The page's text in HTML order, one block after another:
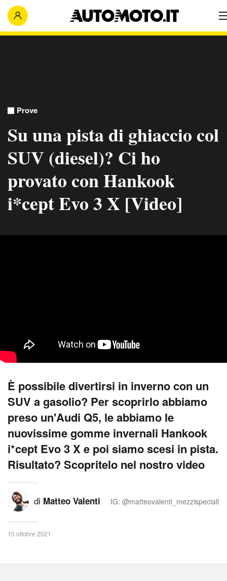
Prove
Su una pista di ghiaccio col
SUV (diesel)? Ci ho
provato con Hankook
i*cept Evo 3 X [Video]
È possibile divertirsi in inverno con un
SUV a gasolio? Per scoprirlo abbiamo
preso un'Audi Q5, le abbiamo le
nuovissime gomme invernali Hankook
i*cept Evo 3 X e poi siamo scesi in pista.
Risultato? Scopritelo nel nostro video
di Matteo Valenti IG: @matteovalenti_mezzispeciali
15 ottobre 2021